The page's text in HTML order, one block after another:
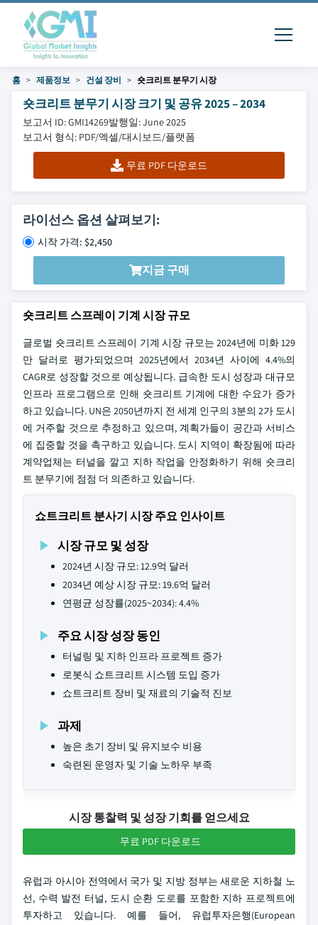
홈 제품정보 건설 장비 숏크리트 분무기 시장
숏크리트 분무기 시장 크기 및 공유 2025 – 2034
보고서 ID: GMI14269발행일: June 2025
보고서 형식: PDF/엑셀/대시보드/플랫폼
무료 PDF 다운로드
라이선스 옵션 살펴보기:
시작 가격: $2,450
지금 구매
숏크리트 스프레이 기계 시장 규모
글로벌 숏크리트 스프레이 기계 시장 규모는 2024년에 미화 129
만 달러로 평가되었으며 2025년에서 2034년 사이에 4.4%의
CAGR로 성장할 것으로 예상됩니다. 급속한 도시 성장과 대규모
인프라 프로그램으로 인해 숏크리트 기계에 대한 수요가 증가
하고 있습니다. UN은 2050년까지 전 세계 인구의 3분의 2가 도시
에 거주할 것으로 추정하고 있으며, 계획가들이 공간과 서비스
에 집중할 것을 촉구하고 있습니다. 도시 지역이 확장됨에 따라
계약업체는 터널을 깔고 지하 작업을 안정화하기 위해 숏크리
트 분무기에 점점 더 의존하고 있습니다.
쇼트크리트 분사기 시장 주요 인사이트
시장 규모 및 성장
2024년 시장 규모: 12.9억 달러
2034년 예상 시장 규모: 19.6억 달러
연평균 성장률(2025~2034): 4.4%
주요 시장 성장 동인
터널링 및 지하 인프라 프로젝트 증가
로봇식 쇼트크리트 시스템 도입 증가
쇼트크리트 장비 및 재료의 기술적 진보
과제
높은 초기 장비 및 유지보수 비용
숙련된 운영자 및 기술 노하우 부족
시장 통찰력 및 성장 기회를 얻으세요
무료 PDF 다운로드
유럽과 아시아 전역에서 국가 및 지방 정부는 새로운 지하철 노
선, 수력 발전 터널, 도시 순환 도로를 포함한 지하 프로젝트에
투자하고 있습니다. 예를 들어, 유럽투자은행(European